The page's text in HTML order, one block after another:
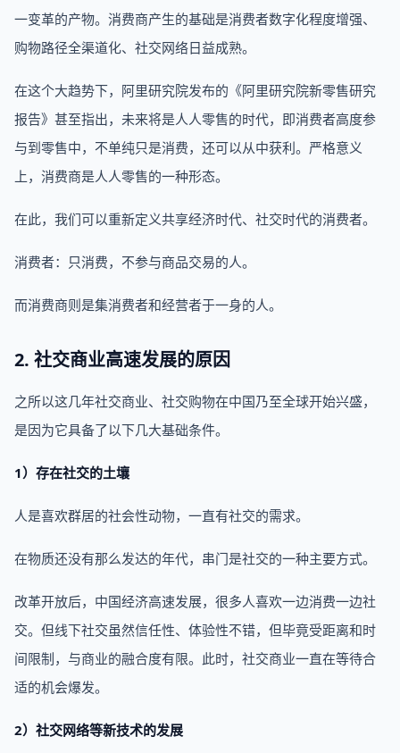
一变革的产物。消费商产生的基础是消费者数字化程度增强、
购物路径全渠道化、社交网络日益成熟。
在这个大趋势下，阿里研究院发布的《阿里研究院新零售研究
报告》甚至指出，未来将是人人零售的时代，即消费者高度参
与到零售中，不单纯只是消费，还可以从中获利。严格意义
上，消费商是人人零售的一种形态。
在此，我们可以重新定义共享经济时代、社交时代的消费者。
消费者：只消费，不参与商品交易的人。
而消费商则是集消费者和经营者于一身的人。
2. 社交商业高速发展的原因
之所以这几年社交商业、社交购物在中国乃至全球开始兴盛，
是因为它具备了以下几大基础条件。
1）存在社交的土壤
人是喜欢群居的社会性动物，一直有社交的需求。
在物质还没有那么发达的年代，串门是社交的一种主要方式。
改革开放后，中国经济高速发展，很多人喜欢一边消费一边社
交。但线下社交虽然信任性、体验性不错，但毕竟受距离和时
间限制，与商业的融合度有限。此时，社交商业一直在等待合
适的机会爆发。
2）社交网络等新技术的发展